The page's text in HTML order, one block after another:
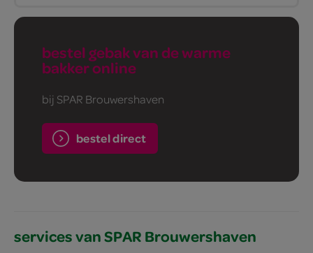
bestel gebak van de warme
bakker online
bij SPAR Brouwershaven
bestel direct
services van SPAR Brouwershaven